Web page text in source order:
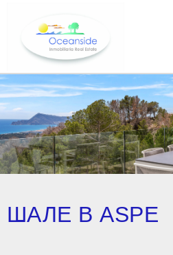
ШАЛЕ В ASPE